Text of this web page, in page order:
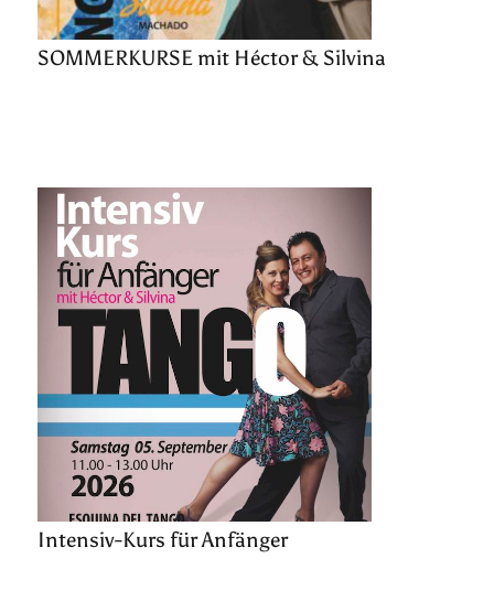
SOMMERKURSE mit Héctor & Silvina
Intensiv-Kurs für Anfänger